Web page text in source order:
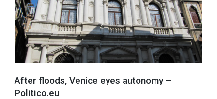
After floods, Venice eyes autonomy –
Politico.eu